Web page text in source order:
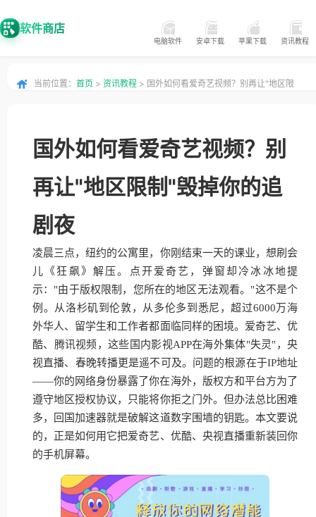
软件商店
电脑软件 安卓下载 苹果下载 资讯教程
当前位置： 首页 > 资讯教程 > 国外如何看爱奇艺视频？别再让"地区限
国外如何看爱奇艺视频？别
再让"地区限制"毁掉你的追
剧夜
凌晨三点，纽约的公寓里，你刚结束一天的课业，想刷会
儿《狂飙》解压。点开爱奇艺，弹窗却冷冰冰地提
示："由于版权限制，您所在的地区无法观看。"这不是个
例。从洛杉矶到伦敦，从多伦多到悉尼，超过6000万海
外华人、留学生和工作者都面临同样的困境。爱奇艺、优
酷、腾讯视频，这些国内影视APP在海外集体"失灵"，央
视直播、春晚转播更是遥不可及。问题的根源在于IP地址
——你的网络身份暴露了你在海外，版权方和平台方为了
遵守地区授权协议，只能将你拒之门外。但办法总比困难
多，回国加速器就是破解这道数字围墙的钥匙。本文要说
的，正是如何用它把爱奇艺、优酷、央视直播重新装回你
的手机屏幕。